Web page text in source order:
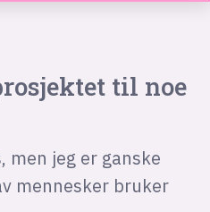
til noe
men jeg er ganske
mennesker bruker